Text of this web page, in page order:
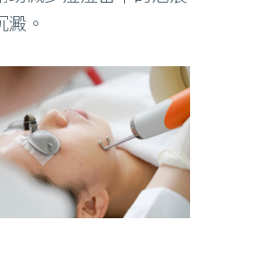
澱。